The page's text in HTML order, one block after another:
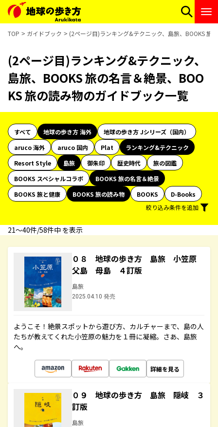
TOP ガイドブック (2ページ目)ランキング&テクニック、島旅、BOOKS 旅
(2ページ目)ランキング&テクニック、
島旅、BOOKS 旅の名言＆絶景、BOO
KS 旅の読み物のガイドブック一覧
すべて 地球の歩き方 海外
地球の歩き方 Jシリーズ（国内）
aruco 海外
aruco 国内 Plat
ランキング&テクニック
Resort Style
島旅 御朱印 歴史時代
旅の図鑑
BOOKS スペシャルコラボ
BOOKS 旅の名言＆絶景
BOOKS 旅と健康
BOOKS 旅の読み物 BOOKS
D-Books
絞り込み条件を追加
21〜40件/58件中 を表示
０８ 地球の歩き方 島旅 小笠原
父島 母島 ４訂版
島旅
2025.04.10 発売
ようこそ！絶景スポットから遊び方、カルチャーまで、島の人
たちが教えてくれた小笠原の魅力を１冊に凝縮。さあ、島旅
へ。
詳細を見る
０９ 地球の歩き方 島旅 隠岐 ３
訂版
島旅